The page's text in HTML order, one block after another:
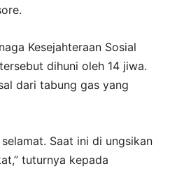
Kesejahteraan Sosial
dihuni oleh 14 jiwa.
dari tabung gas yang
Saat ini di ungsikan
tuturnya kepada